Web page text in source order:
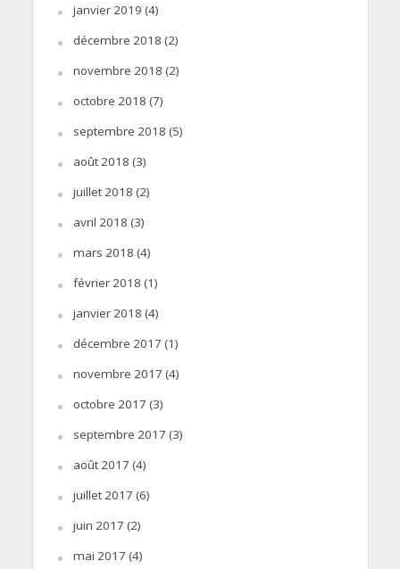
janvier 2019 (4)
décembre 2018 (2)
novembre 2018 (2)
octobre 2018 (7)
septembre 2018 (5)
août 2018 (3)
juillet 2018 (2)
avril 2018 (3)
mars 2018 (4)
février 2018 (1)
janvier 2018 (4)
décembre 2017 (1)
novembre 2017 (4)
octobre 2017 (3)
septembre 2017 (3)
août 2017 (4)
juillet 2017 (6)
juin 2017 (2)
mai 2017 (4)